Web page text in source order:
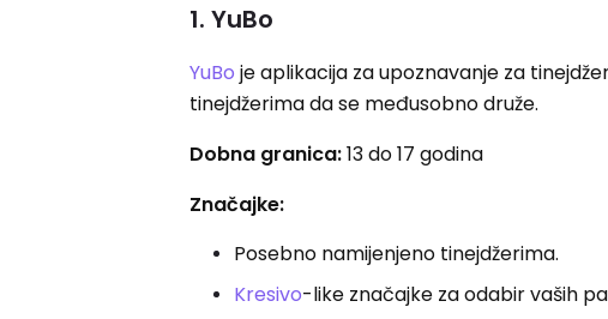
1. YuBo
YuBo je aplikacija za upoznavanje za
tinejdžerima da se međusobno druže.
Dobna granica:13 do 17 godina
Značajke:
Posebno namijenjeno tinejdžerima.
Kresivo-like značajke za odabir vaših